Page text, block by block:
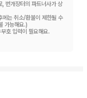
다!
, 번개장터의 파트너사가 상
에는 취소/환불이 제한될 수
가능해요.)
호 입력이 필요해요.